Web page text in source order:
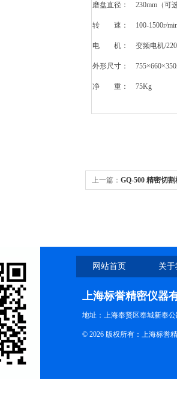
磨盘直径： 230mm（可
转 速： 100-1500r/
电 机： 变频电机/
外形尺寸：
净 重： 75Kg
上一篇： GQ-500 精密切割
网站首页 关
上海标誉精密仪器
地址：上海奉贤区奉城新奉公
© 2026 版权所有：上海标誉